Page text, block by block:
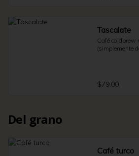
Tascalate
Café coldbrew
(simplemente
$79.00
Del grano
Café turco